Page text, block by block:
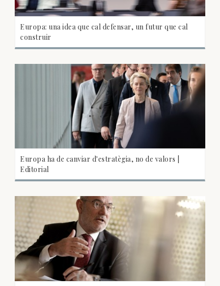
Europa: una idea que cal defensar, un futur que cal
construir
Europa ha de canviar d'estratègia, no de valors |
Editorial